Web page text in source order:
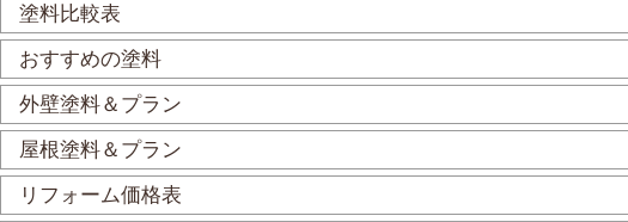
塗料比較表
おすすめの塗料
外壁塗料＆プラン
屋根塗料＆プラン
リフォーム価格表